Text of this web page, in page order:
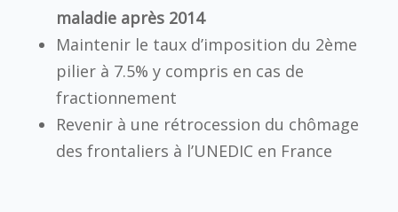
maladie après 2014
Maintenir le taux d’imposition du 2ème
pilier à 7.5% y compris en cas de
fractionnement
Revenir à une rétrocession du chômage
des frontaliers à l’UNEDIC en France